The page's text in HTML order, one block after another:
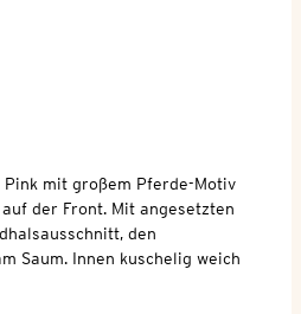
mit großem Pferde-Motiv
der Front. Mit angesetzten
den
Saum. Innen kuschelig weich